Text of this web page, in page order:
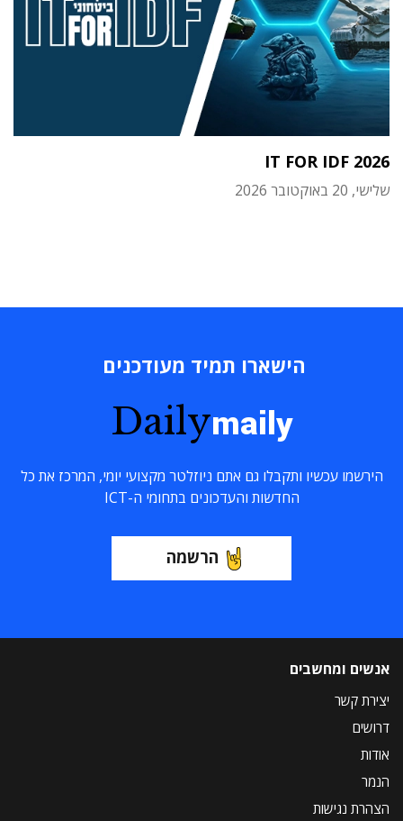
IT FOR IDF 2026
שלישי, 20 באוקטובר 2026
הישארו תמיד מעודכנים
Dailymaily
הירשמו עכשיו ותקבלו גם אתם ניוזלטר מקצועי יומי, המרכז את כל
החדשות והעדכונים בתחומי ה-ICT
הרשמה
אנשים ומחשבים
יצירת קשר
דרושים
אודות
הנמר
הצהרת נגישות